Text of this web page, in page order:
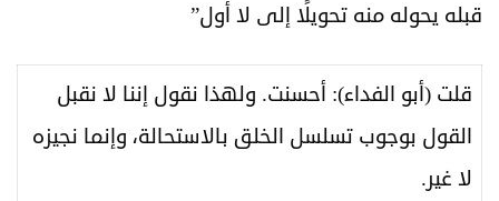
قبله يحوله منه تحويلًا إلى لا أول”
قلت (أبو الفداء): أحسنت. ولهذا نقول إننا لا نقبل
القول بوجوب تسلسل الخلق بالاستحالة، وإنما نجيزه
لا غير.